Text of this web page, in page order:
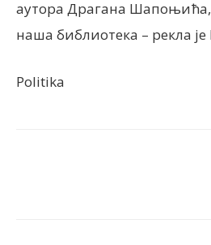
аутора Драгана Шапоњића,
наша библиотека – рекла
Politika